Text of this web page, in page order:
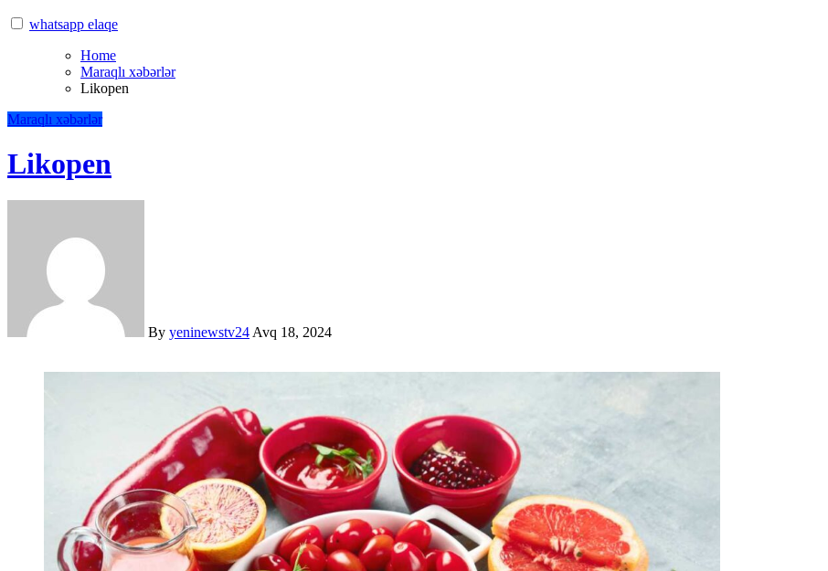
whatsapp elaqe
Home
Maraqlı xəbərlər
Likopen
Maraqlı xəbərlər
Likopen
By yeninewstv24 Avq 18, 2024